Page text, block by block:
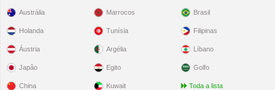
Austrália
Holanda
Áustria
Japão
China
Marrocos
Tunísia
Argélia
Egito
Kuwait
Brasil
Filipinas
Líbano
Golfo
Toda a lista